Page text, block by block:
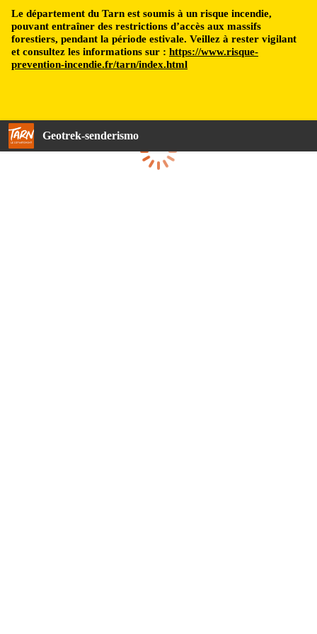
Le département du Tarn est soumis à un risque incendie,
pouvant entraîner des restrictions d’accès aux massifs
forestiers, pendant la période estivale. Veillez à rester vigilant
et consultez les informations sur : https://www.risque-
prevention-incendie.fr/tarn/index.html
Geotrek-senderismo
Cargando